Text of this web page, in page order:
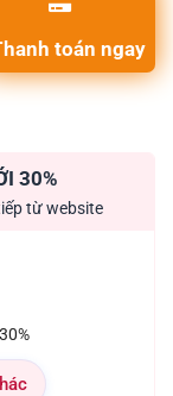
toán ngay
30%
từ website